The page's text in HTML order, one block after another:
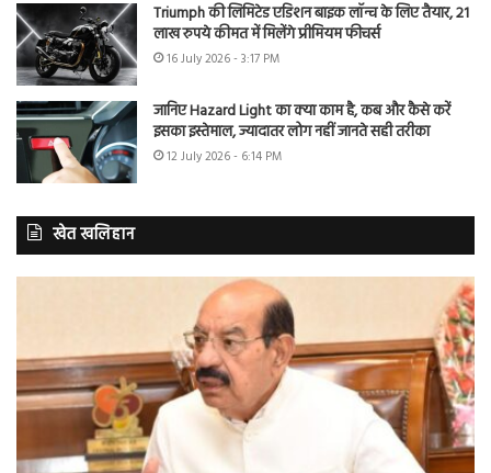
Triumph की लिमिटेड एडिशन बाइक लॉन्च के लिए तैयार, 21
लाख रुपये कीमत में मिलेंगे प्रीमियम फीचर्स
16 July 2026 - 3:17 PM
जानिए Hazard Light का क्या काम है, कब और कैसे करें
इसका इस्तेमाल, ज्यादातर लोग नहीं जानते सही तरीका
12 July 2026 - 6:14 PM
खेत खलिहान